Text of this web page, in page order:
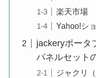
楽天市場
Yahoo!シ
jackeryポータ
パネルセット
ジャクリ